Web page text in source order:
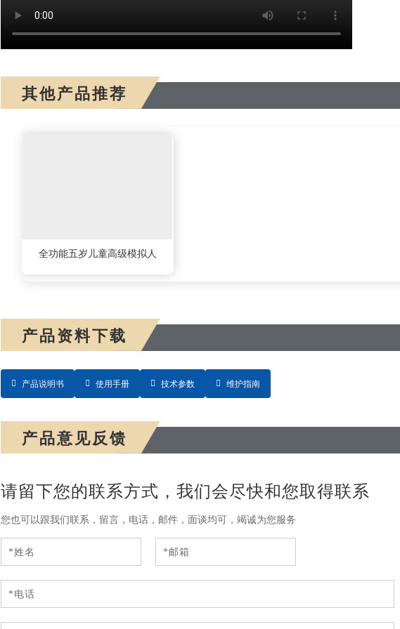
其他产品推荐
全功能五岁儿童高级模拟人
产品资料下载
产品说明书 使用手册 技术参数 维护指南
产品意见反馈
请留下您的联系方式，我们会尽快和您取得联系
您也可以跟我们联系，留言，电话，邮件，面谈均可，竭诚为您服务